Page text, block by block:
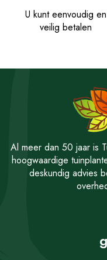
U kunt eenvoudig en
veilig betalen
Al meer dan 50 jaar is
hoogwaardige
deskundig advies